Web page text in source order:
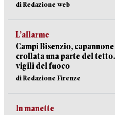
di Redazione web
L’allarme
Campi Bisenzio,
crollata una parte del
vigili del fuoco
di Redazione Firenze
In manette